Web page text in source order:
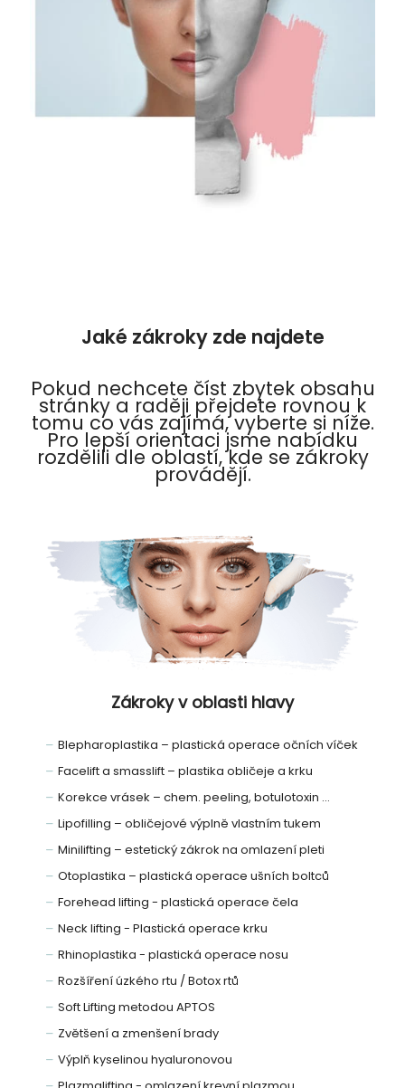
Jaké zákroky zde najdete
Pokud nechcete číst zbytek obsahu
stránky a raději přejdete rovnou k
tomu co vás zajímá, vyberte si níže.
Pro lepší orientaci jsme nabídku
rozdělili dle oblastí, kde se zákroky
provádějí.
Zákroky v oblasti hlavy
Blepharoplastika – plastická operace očních víček
Facelift a smasslift – plastika obličeje a krku
Korekce vrásek – chem. peeling, botulotoxin ...
Lipofilling – obličejové výplně vlastním tukem
Minilifting – estetický zákrok na omlazení pleti
Otoplastika – plastická operace ušních boltců
Forehead lifting - plastická operace čela
Neck lifting - Plastická operace krku
Rhinoplastika - plastická operace nosu
Rozšíření úzkého rtu / Botox rtů
Soft Lifting metodou APTOS
Zvětšení a zmenšení brady
Výplň kyselinou hyaluronovou